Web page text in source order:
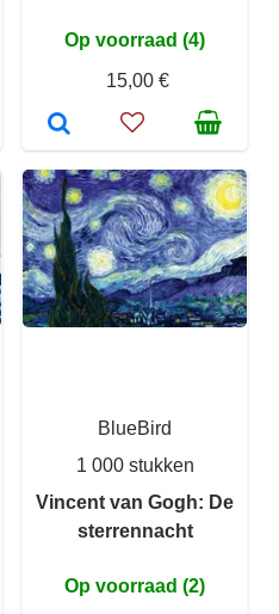
Op voorraad (4)
15,00 €
BlueBird
1 000 stukken
Vincent van Gogh: De
sterrennacht
Op voorraad (2)